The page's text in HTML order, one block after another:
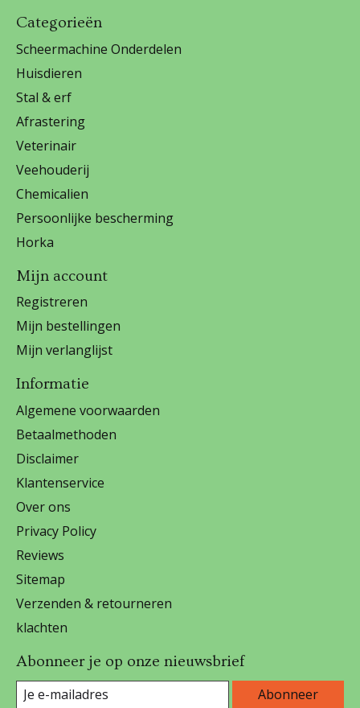
Categorieën
Scheermachine Onderdelen
Huisdieren
Stal & erf
Afrastering
Veterinair
Veehouderij
Chemicalien
Persoonlijke bescherming
Horka
Mijn account
Registreren
Mijn bestellingen
Mijn verlanglijst
Informatie
Algemene voorwaarden
Betaalmethoden
Disclaimer
Klantenservice
Over ons
Privacy Policy
Reviews
Sitemap
Verzenden & retourneren
klachten
Abonneer je op onze nieuwsbrief
Abonneer